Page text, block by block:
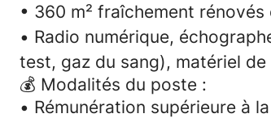
• 360 m² fraîchement
• Radio numérique,
test, gaz du sang), matériel
💰 Modalités du poste :
• Rémunération supérieure à